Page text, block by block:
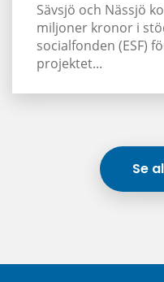
Sävsjö och Nässjö
miljoner kronor i
socialfonden (ESF)
projektet...
Se